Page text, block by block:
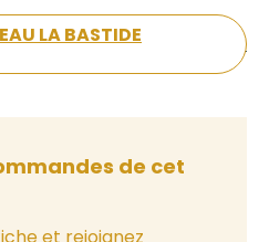
LA BASTIDE
de cet